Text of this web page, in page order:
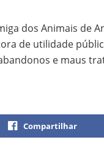
dos Animais de
de utilidade
e maus
Compartilhar